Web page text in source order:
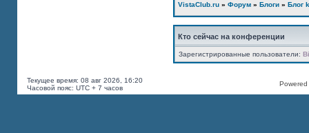
VistaClub.ru » Форум » Блоги » Блог
Кто сейчас на конференции
Зарегистрированные пользователи:
Текущее время: 08 авг 2026, 16:20
Часовой пояс: UTC + 7 часов